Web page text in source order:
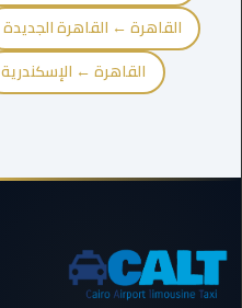
توصيل
ليموزين
الاسكندريه
برج
ايجار
سيارات
القاهرة ← القاهرة الجديدة
القاهرة ← الإسكندرية